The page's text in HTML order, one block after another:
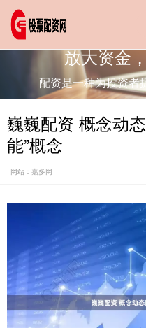
放大资金
配资是一种为投资者
巍巍配资 概念动
能”概念
网站：嘉多网